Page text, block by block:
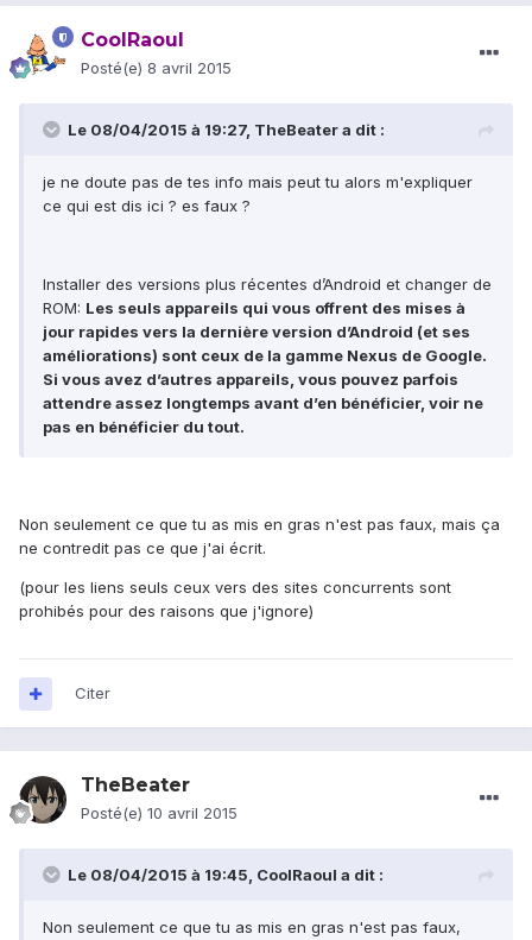
CoolRaoul
Posté(e) 8 avril 2015
Le 08/04/2015 à 19:27, TheBeater a dit :
je ne doute pas de tes info mais peut tu alors m'expliquer
ce qui est dis ici ? es faux ?
Installer des versions plus récentes d’Android et changer de
ROM: Les seuls appareils qui vous offrent des mises à
jour rapides vers la dernière version d’Android (et ses
améliorations) sont ceux de la gamme Nexus de Google.
Si vous avez d’autres appareils, vous pouvez parfois
attendre assez longtemps avant d’en bénéficier, voir ne
pas en bénéficier du tout.
Non seulement ce que tu as mis en gras n'est pas faux, mais ça
ne contredit pas ce que j'ai écrit.
(pour les liens seuls ceux vers des sites concurrents sont
prohibés pour des raisons que j'ignore)
Citer
TheBeater
Posté(e) 10 avril 2015
Le 08/04/2015 à 19:45, CoolRaoul a dit :
Non seulement ce que tu as mis en gras n'est pas faux,